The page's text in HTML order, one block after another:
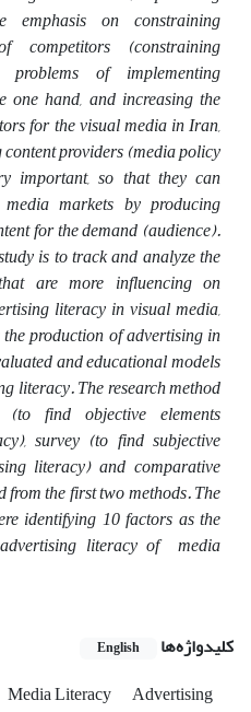
on constraining
competitors (constraining
of implementing
hand, and increasing the
for the visual media in Iran,
providers (media policy
important, so that they can
markets by producing
for the demand (audience).
is to track and analyze the
are more influencing on
literacyin visual media,
production of advertising in
and educational models
literacy. The research method
(to find objective elements
survey (to find subjective
literacy) and comparative
the first two methods. The
identifying 10 factors as the
literacy of media
کلیدواژه‌ها English
Media Literacy
Advertising